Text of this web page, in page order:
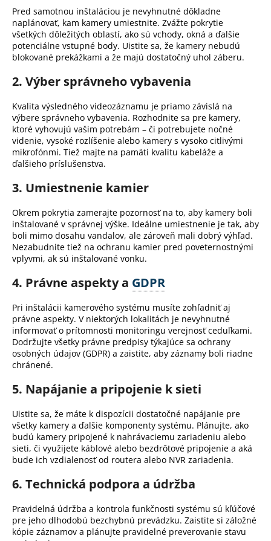
Pred samotnou inštaláciou je nevyhnutné dôkladne
naplánovať, kam kamery umiestnite. Zvážte pokrytie
všetkých dôležitých oblastí, ako sú vchody, okná a ďalšie
potenciálne vstupné body. Uistite sa, že kamery nebudú
blokované prekážkami a že majú dostatočný uhol záberu.
2. Výber správneho vybavenia
Kvalita výsledného videozáznamu je priamo závislá na
výbere správneho vybavenia. Rozhodnite sa pre kamery,
ktoré vyhovujú vašim potrebám – či potrebujete nočné
videnie, vysoké rozlíšenie alebo kamery s vysoko citlivými
mikrofónmi. Tiež majte na pamäti kvalitu kabeláže a
ďalšieho príslušenstva.
3. Umiestnenie kamier
Okrem pokrytia zamerajte pozornosť na to, aby kamery boli
inštalované v správnej výške. Ideálne umiestnenie je tak, aby
boli mimo dosahu vandalov, ale zároveň mali dobrý výhľad.
Nezabudnite tiež na ochranu kamier pred poveternostnými
vplyvmi, ak sú inštalované vonku.
4. Právne aspekty a GDPR
Pri inštalácii kamerového systému musíte zohľadniť aj
právne aspekty. V niektorých lokalitách je nevyhnutné
informovať o prítomnosti monitoringu verejnosť ceduľkami.
Dodržujte všetky právne predpisy týkajúce sa ochrany
osobných údajov (GDPR) a zaistite, aby záznamy boli riadne
chránené.
5. Napájanie a pripojenie k sieti
Uistite sa, že máte k dispozícii dostatočné napájanie pre
všetky kamery a ďalšie komponenty systému. Plánujte, ako
budú kamery pripojené k nahrávaciemu zariadeniu alebo
sieti, či využijete káblové alebo bezdrôtové pripojenie a aká
bude ich vzdialenosť od routera alebo NVR zariadenia.
6. Technická podpora a údržba
Pravidelná údržba a kontrola funkčnosti systému sú kľúčové
pre jeho dlhodobú bezchybnú prevádzku. Zaistite si záložné
kópie záznamov a plánujte pravidelné preverovanie stavu